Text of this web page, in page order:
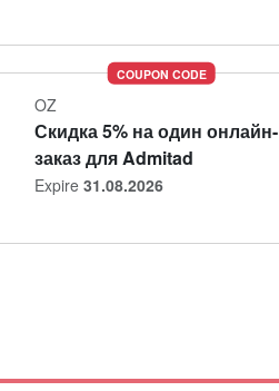
COUPON CODE
OZ
Скидка 5% на один онлайн-
заказ для Admitad
Expire 31.08.2026